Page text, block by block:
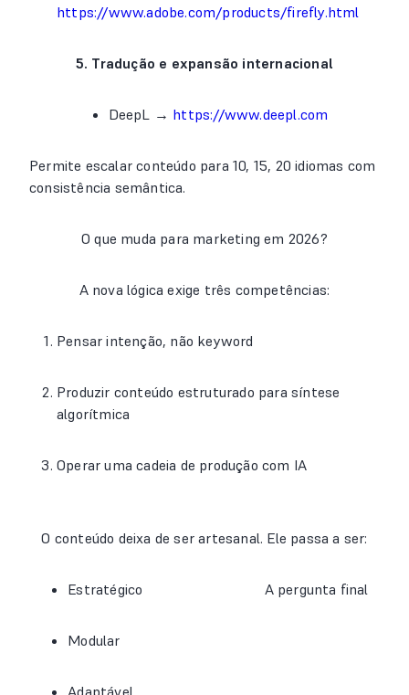
https://www.adobe.com/products/firefly.html
5. Tradução e expansão internacional
DeepL → https://www.deepl.com
Permite escalar conteúdo para 10, 15, 20 idiomas com
consistência semântica.
O que muda para marketing em 2026?
A nova lógica exige três competências:
Pensar intenção, não keyword
Produzir conteúdo estruturado para síntese
algorítmica
Operar uma cadeia de produção com IA
O conteúdo deixa de ser artesanal. Ele passa a ser:
Estratégico
Modular
Adaptável
A pergunta final